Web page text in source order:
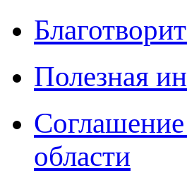
Полезная
области